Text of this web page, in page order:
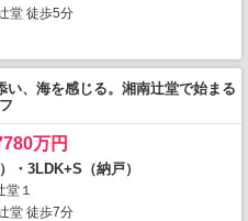
堂 徒歩5分
い、海を感じる。湘南辻堂で始まる
万円
・3LDK+S（納戸）
１
堂 徒歩7分